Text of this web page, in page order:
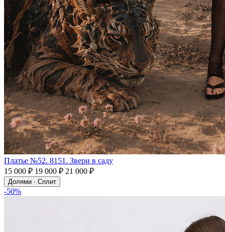
Платье №52. 8151. Звери в саду
15 000 ₽ 19 000 ₽ 21 000 ₽
Долями · Сплит
-50%